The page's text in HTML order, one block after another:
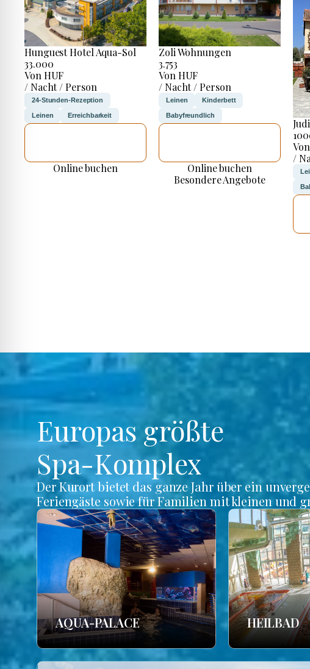
Hunguest Hotel Aqua-Sol
33.000
Von HUF
/ Nacht / Person
24-Stunden-Rezeption
Leinen Erreichbarkeit
Online buchen
Zoli Wohnungen
3.753
Von HUF
/ Nacht / Person
Leinen Kinderbett
Babyfreundlich
Online buchen
Besondere Angebote
/
Europas größte
Spa-Komplex
Der Kurort bietet das ganze Jahr über ein
Feriengäste sowie für Familien mit kleinen und
AQUA-PALACE HEILBAD